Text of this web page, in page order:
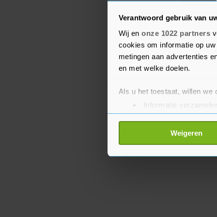
Verantwoord gebruik van
Wij en onze 1022 partners
cookies om informatie op
metingen aan advertenties
en met welke doelen.
Als u het toestaat, willen we
Informatie
Uw apparaat
Lees meer over hoe uw
toestemming op elk moment
Weigeren
Rusland heeft
onderhandelen over
gebieden behouden,
is. Kyiv wil alle bezette